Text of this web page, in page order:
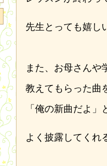
先生とっても嬉し
また、お母さんや
教えてもらった曲
「俺の新曲だよ」
よく披露してくれ